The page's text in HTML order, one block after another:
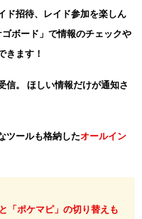
ド招待、レイド参加を楽しん
ボード」で情報のチェックや
きます！
信。 ほしい情報だけが通知さ
ツールも格納したオールイン
「ポケマピ」の切り替えも